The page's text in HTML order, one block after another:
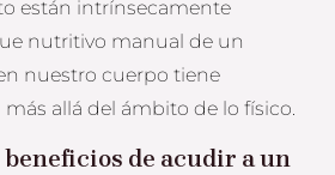
están intrínsecamente
nutritivo manual de un
nuestro cuerpo tiene
allá del ámbito de lo físico.
beneficios de acudir a un